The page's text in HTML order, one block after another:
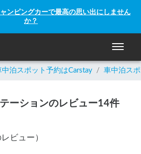
ンピングカーで最高の思い出にしません
か？
ナビゲ
泊スポット予約はCarstay / 車中泊ス
ーションのレビュー14件
ビュー）